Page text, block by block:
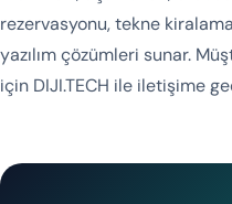
rezervasyonu, tekne
yazılım çözümleri sunar.
için DIJI.TECH ile iletişime